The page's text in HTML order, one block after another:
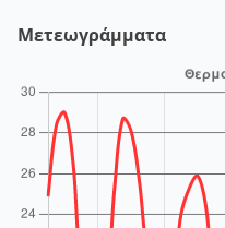
Μετεωγράμματα